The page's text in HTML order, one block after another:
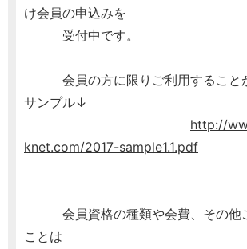
け会員の申込みを
受付中です。
会員の方に限りご利用すること
サンプル↓
http://
knet.com/2017-sample1.1.pdf
会員資格の種類や会費、その他
ことは